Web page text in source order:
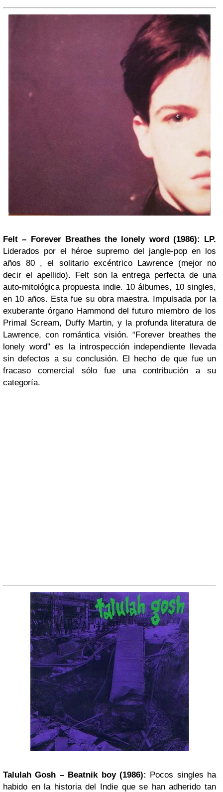
Felt – Forever Breathes the lonely word (1986): LP.
Liderados por el héroe supremo del jangle-pop en los
años 80 , el solitario excéntrico Lawrence (mejor no
decir el apellido). Felt son la entrega perfecta de una
auto-mitológica propuesta indie. 10 álbumes, 10 singles,
en 10 años. Esta fue su obra maestra. Impulsada por la
exuberante órgano Hammond del futuro miembro de los
Primal Scream, Duffy Martin, y la profunda literatura de
Lawrence, con romántica visión. “Forever breathes the
lonely word” es la introspección independiente llevada
sin defectos a su conclusión. El hecho de que fue un
fracaso comercial sólo fue una contribución a su
categoría.
Talulah Gosh – Beatnik boy (1986): Pocos singles ha
habido en la historia del Indie que se han adherido tan